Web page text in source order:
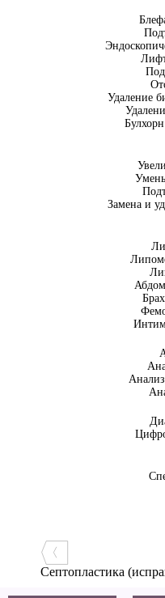
Удаление
Замена и
Септопластика